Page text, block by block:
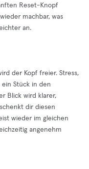
Reset-Knopf
machbar, was
an.
der Kopf freier. Stress,
Stück in den
Blick wird klarer,
dir diesen
wieder im gleichen
angenehm